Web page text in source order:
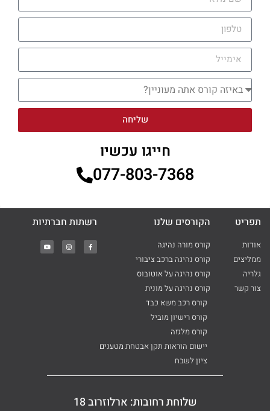
שליחה
חייגו עכשיו
077-803-7368
תפריט
אודות
ממליצים
גלריה
צור קשר
הקורסים שלנו
קורס מורה נהיגה
קורס נהיגה ברכב ציבורי
קורס נהיגה על אוטובוס
קורס נהיגה על מונית
קורס רכב משא כבד
קורס רישיון מוביל
קורס מלגזה
יישום הוראות תקן אבטחת מטענים
ציון לשבח
רשתות חברתיות
שלוחת רחובות: ארלוזרוב 18